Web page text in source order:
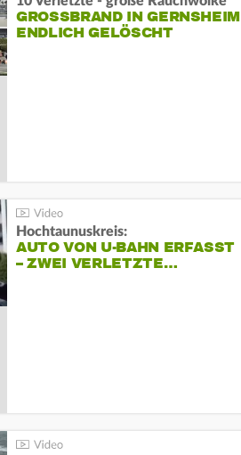
GROSSBRAND IN GERNSHEIM E
NDLICH GELÖSCHT
Hochtaunuskreis:
AUTO VON U-BAHN ERFASST
– ZWEI VERLETZTE…